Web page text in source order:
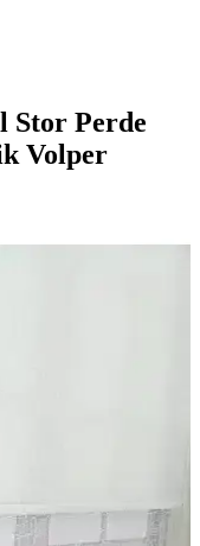
Stor Perde
Volper